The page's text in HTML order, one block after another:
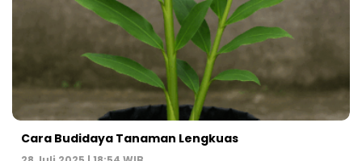
Cara Budidaya Tanaman Lengkuas